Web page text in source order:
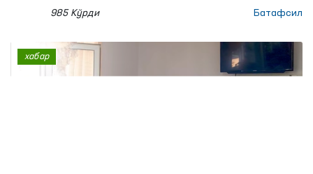
делегация аъзолари Европада хавфсизлик ва
институтлар ва инсон ҳуқуқлари бўйича
бюроси (ДИИҲБ) директори Мария Телалиан
985 Кўрди Батафсил
хабар